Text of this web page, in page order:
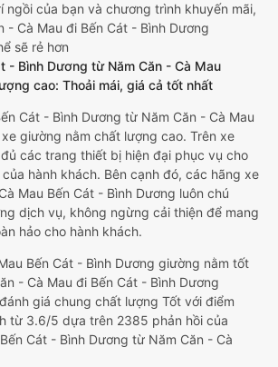
ngồi của bạn và chương trình khuyến mãi,
- Cà Mau đi Bến Cát - Bình Dương
sẽ rẻ hơn
- Bình Dương từ Năm Căn - Cà Mau
cao: Thoải mái, giá cả tốt nhất
Cát - Bình Dương từ Năm Căn - Cà Mau
giường nằm chất lượng cao. Trên xe
các trang thiết bị hiện đại phục vụ cho
hành khách. Bên cạnh đó, các hãng xe
Mau Bến Cát - Bình Dương luôn chú
dịch vụ, không ngừng cải thiện để mang
hảo cho hành khách.
Bến Cát - Bình Dương giường nằm tốt
- Cà Mau đi Bến Cát - Bình Dương
giá chung chất lượng Tốt với điểm
từ 3.6/5 dựa trên 2385 phản hồi của
Cát - Bình Dương từ Năm Căn - Cà